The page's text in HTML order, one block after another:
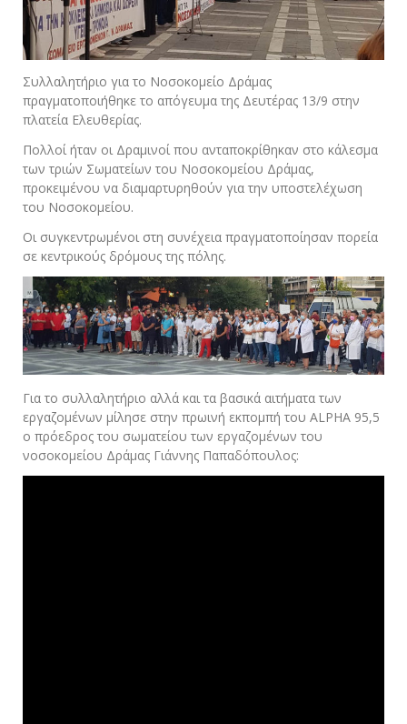
Συλλαλητήριο για το Νοσοκομείο Δράμας
πραγματοποιήθηκε το απόγευμα της Δευτέρας 13/9 στην
πλατεία Ελευθερίας.
Πολλοί ήταν οι Δραμινοί που ανταποκρίθηκαν στο κάλεσμα
των τριών Σωματείων του Νοσοκομείου Δράμας,
προκειμένου να διαμαρτυρηθούν για την υποστελέχωση
του Νοσοκομείου.
Οι συγκεντρωμένοι στη συνέχεια πραγματοποίησαν πορεία
σε κεντρικούς δρόμους της πόλης.
Για το συλλαλητήριο αλλά και τα βασικά αιτήματα των
εργαζομένων μίλησε στην πρωινή εκπομπή του ALPHA 95,5
o πρόεδρος του σωματείου των εργαζομένων του
νοσοκομείου Δράμας Γιάννης Παπαδόπουλος: